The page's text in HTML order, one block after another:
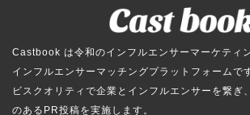
Castbook は令和のインフルエンサーマーケティ
インフルエンサーマッチングプラットフォームで
ビスクオリティで企業とインフルエンサーを繋ぎ
のあるPR投稿を実施します。